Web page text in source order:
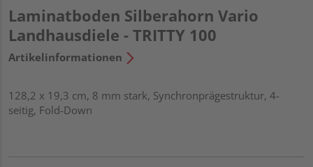
Laminatboden Silberahorn Vario
Landhausdiele - TRITTY 100
Artikelinformationen
128,2 x 19,3 cm, 8 mm stark, Synchronprägestruktur, 4-
seitig, Fold-Down